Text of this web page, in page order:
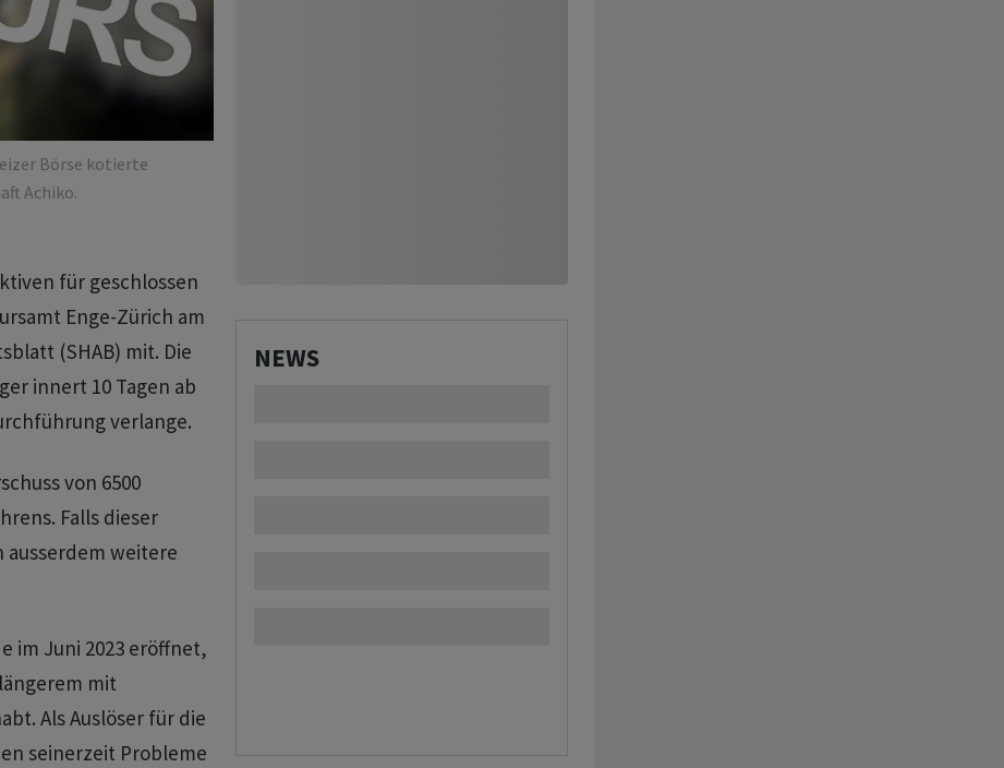
Börse kotierte
Achiko.
für geschlossen
Enge-Zürich am
(SHAB) mit. Die
innert 10 Tagen ab
verlange.
von 6500
Falls dieser
weitere
im Juni 2023 eröffnet,
mit
Als Auslöser für die
seinerzeit Probleme
NEWS